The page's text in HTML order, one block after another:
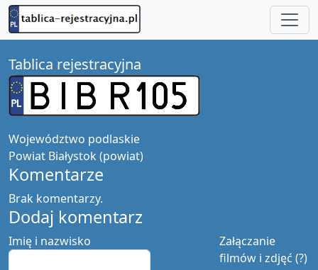
Tablica rejestracyjna
Województwo podlaskie
Powiat Białystok (powiat)
Komentarze
Brak komentarzy.
Dodaj komentarz
Załączanie
filmów i zdjęć (?)
Imię i nazwisko